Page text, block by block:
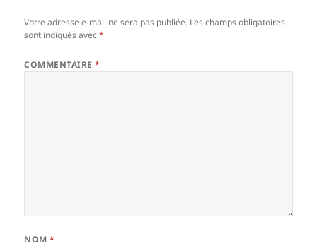
Votre adresse e-mail ne sera pas publiée. Les champs obligatoires
sont indiqués avec*
COMMENTAIRE*
NOM*